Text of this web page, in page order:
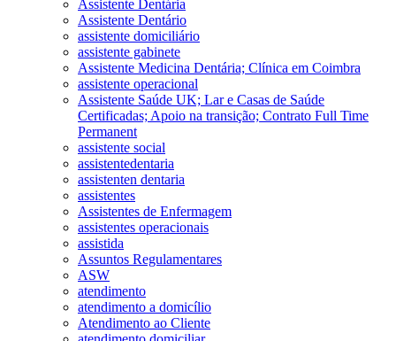
Assistente Dentária
Assistente Dentário
assistente domiciliário
assistente gabinete
Assistente Medicina Dentária; Clínica em Coimbra
assistente operacional
Assistente Saúde UK; Lar e Casas de Saúde
Certificadas; Apoio na transição; Contrato Full Time
Permanent
assistente social
assistentedentaria
assistenten dentaria
assistentes
Assistentes de Enfermagem
assistentes operacionais
assistida
Assuntos Regulamentares
ASW
atendimento
atendimento a domicílio
Atendimento ao Cliente